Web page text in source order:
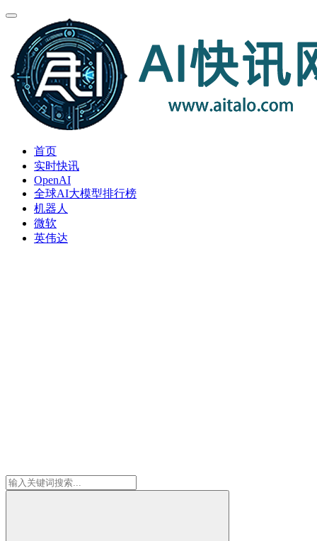
首页
实时快讯
OpenAI
全球AI大模型排行榜
机器人
微软
英伟达